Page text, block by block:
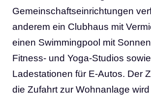
Gemeinschaftseinrichtungen
anderem ein Clubhaus mit
einen Swimmingpool mit
Fitness- und Yoga-Studios sowie
Ladestationen für E-Autos. Der
die Zufahrt zur Wohnanlage